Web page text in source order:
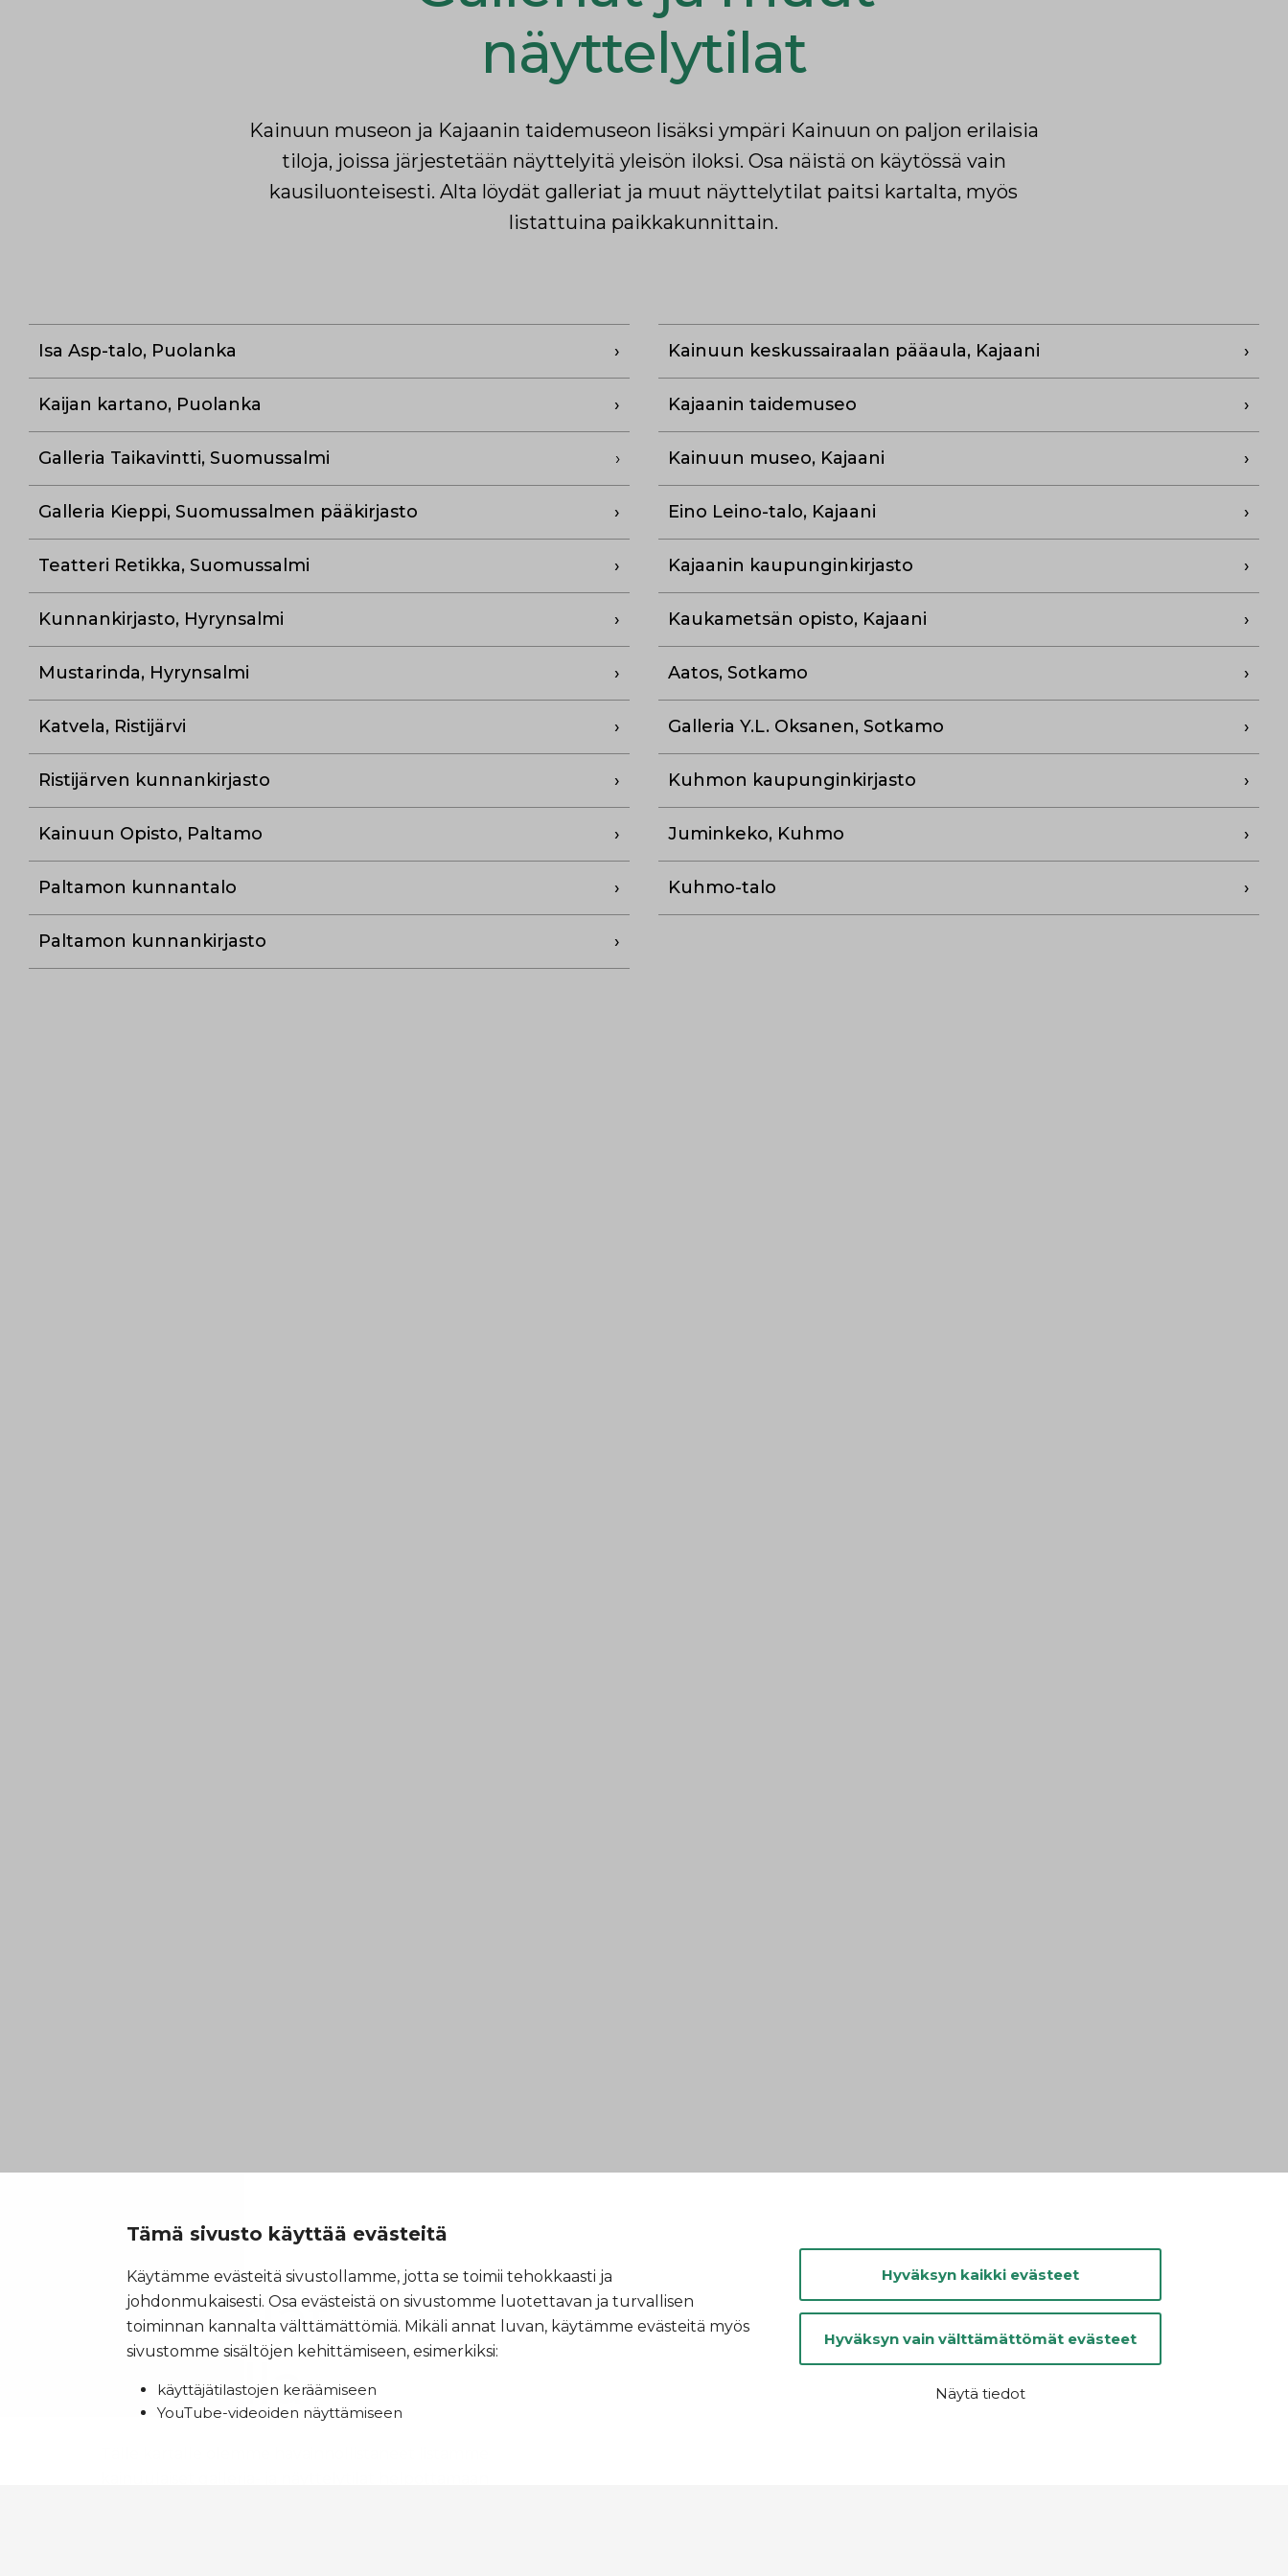
Tämä sivusto käyttää evästeitä
Käytämme evästeitä sivustollamme, jotta se toimii tehokkaasti ja
johdonmukaisesti. Osa evästeistä on sivustomme luotettavan ja turvallisen
toiminnan kannalta välttämättömiä. Mikäli annat luvan, käytämme evästeitä myös
sivustomme sisältöjen kehittämiseen, esimerkiksi:
käyttäjätilastojen keräämiseen
YouTube-videoiden näyttämiseen
Hyväksyn kaikki evästeet
Hyväksyn vain välttämättömät evästeet
Näytä tiedot
näyttelytilat
Kainuun museon ja Kajaanin taidemuseon lisäksi ympäri Kainuun on paljon erilaisia
tiloja, joissa järjestetään näyttelyitä yleisön iloksi. Osa näistä on käytössä vain
kausiluonteisesti. Alta löydät galleriat ja muut näyttelytilat paitsi kartalta, myös
listattuina paikkakunnittain.
Isa Asp-talo, Puolanka
Kaijan kartano, Puolanka
Galleria Taikavintti, Suomussalmi
Galleria Kieppi, Suomussalmen pääkirjasto
Teatteri Retikka, Suomussalmi
Kunnankirjasto, Hyrynsalmi
Mustarinda, Hyrynsalmi
Katvela, Ristijärvi
Ristijärven kunnankirjasto
Kainuun Opisto, Paltamo
Paltamon kunnantalo
Paltamon kunnankirjasto
Kainuun keskussairaalan pääaula, Kajaani
Kajaanin taidemuseo
Kainuun museo, Kajaani
Eino Leino-talo, Kajaani
Kajaanin kaupunginkirjasto
Kaukametsän opisto, Kajaani
Aatos, Sotkamo
Galleria Y.L. Oksanen, Sotkamo
Kuhmon kaupunginkirjasto
Juminkeko, Kuhmo
Kuhmo-talo
Galleriat
kartalla